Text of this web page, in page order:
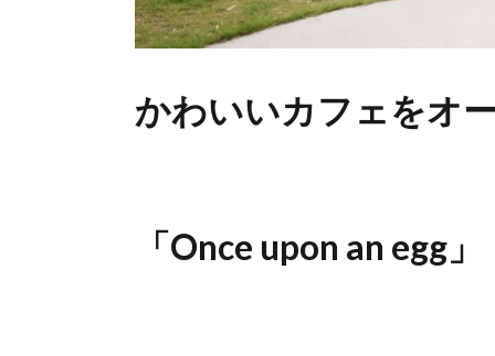
かわいいカフェをオ
「Once upon an egg」